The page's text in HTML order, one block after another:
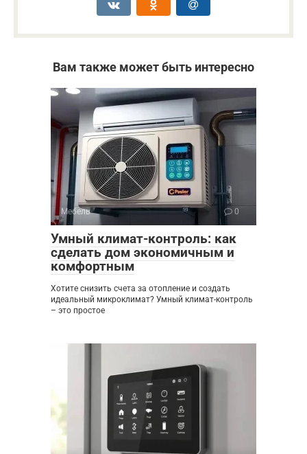
Вам также может быть интересно
Мебель 0
Умный климат-контроль: как
сделать дом экономичным и
комфортным
Хотите снизить счета за отопление и создать
идеальный микроклимат? Умный климат-контроль
– это простое